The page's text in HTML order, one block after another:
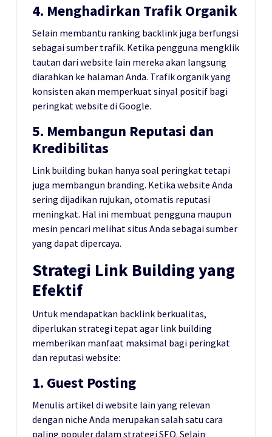
4. Menghadirkan Trafik Organik
Selain membantu ranking backlink juga berfungsi
sebagai sumber trafik. Ketika pengguna mengklik
tautan dari website lain mereka akan langsung
diarahkan ke halaman Anda. Trafik organik yang
konsisten akan memperkuat sinyal positif bagi
peringkat website di Google.
5. Membangun Reputasi dan
Kredibilitas
Link building bukan hanya soal peringkat tetapi
juga membangun branding. Ketika website Anda
sering dijadikan rujukan, otomatis reputasi
meningkat. Hal ini membuat pengguna maupun
mesin pencari melihat situs Anda sebagai sumber
yang dapat dipercaya.
Strategi Link Building yang
Efektif
Untuk mendapatkan backlink berkualitas,
diperlukan strategi tepat agar link building
memberikan manfaat maksimal bagi peringkat
dan reputasi website:
1. Guest Posting
Menulis artikel di website lain yang relevan
dengan niche Anda merupakan salah satu cara
paling populer dalam strategi SEO. Selain